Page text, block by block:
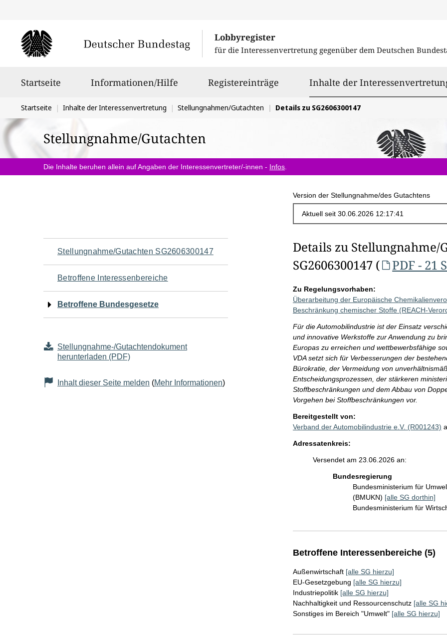
Lobbyregister
für die Interessenvertretung gegenüber dem Deutschen
Startseite Informationen/Hilfe Registereinträge Inhalte der
Sie
befinden
sich
hier:
Startseite Inhalte der Interessenvertretung Stellungnahmen/Gutachten Details zu SG2606300147
Stellungnahme/Gutachten
Die Inhalte beruhen allein auf Angaben der Interessenvertreter/-innen - Infos
Version der Stellungnahme/des Gutachtens
Navigation
für
den
Seiteninhalt
Stellungnahme/Gutachten SG2606300147
Betroffene Interessenbereiche
Betroffene Bundesgesetze
Stellungnahme-/Gutachtendokument
herunterladen (PDF)
Inhalt dieser Seite melden (Mehr Informationen)
Details zu Stellungnahme/
SG2606300147 (
PDF - 21
Zu Regelungsvorhaben:
Überarbeitung der Europäische
Beschränkung chemischer Stoffe (REACH-
Für die Automobilindustrie ist der Einsatz
und innovative Werkstoffe zur Anwendung zu
Europas zu erreichen und wettbewerbsfähige
VDA setzt sich für Verbesserungen der
Bürokratie, der Vermeidung von
Entscheidungsprozessen, der stärkeren
Stoffbeschränkungen und dem Abbau von
Vorgehen bei Stoffbeschränkungen vor.
Bereitgestellt von:
Verband der Automobilindustrie e.V. (R001243)
Adressatenkreis:
Versendet am 23.06.2026 an:
Bundesregierung
Bundesministerium für
(BMUKN) [alle SG dorthin]
Bundesministerium für
Betroffene Interessenbereiche (5)
Außenwirtschaft [alle SG hierzu]
EU-Gesetzgebung [alle SG hierzu]
Industriepolitik [alle SG hierzu]
Nachhaltigkeit und Ressourcenschutz [alle SG
Sonstiges im Bereich "Umwelt" [alle SG hierzu]